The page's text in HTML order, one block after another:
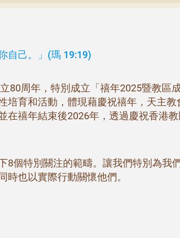
自己。」(瑪 19:19)
80周年，特別成立「禧年2025暨教區
培育和活動，體現藉慶祝禧年，天主
在禧年結束後2026年，透過慶祝香港
8個特別關注的範疇。讓我們特別為我
也以實際行動關懷他們。